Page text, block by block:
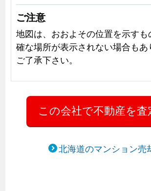
ご注意
地図は、おおよその位置を示す
確な場所が表示されない場合もあ
ご了承下さい。
北海道のマンション売